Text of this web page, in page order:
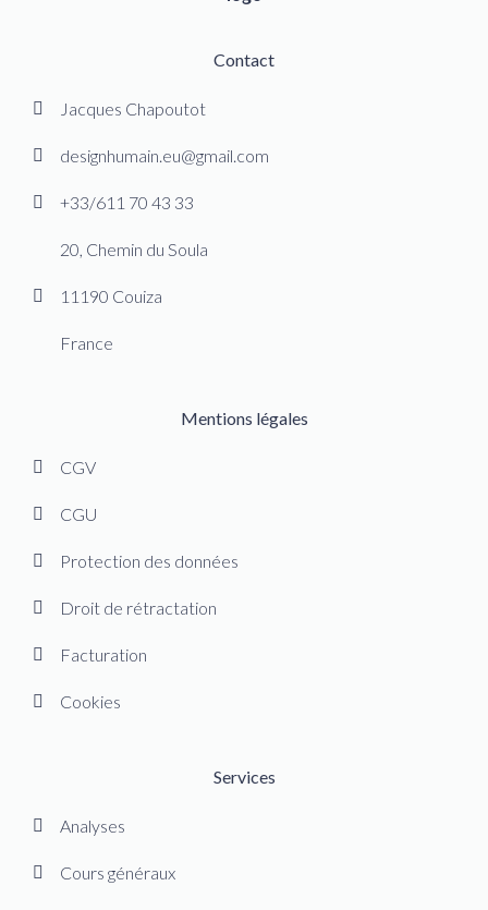
Contact
Jacques Chapoutot
designhumain.eu@gmail.com
+33/611 70 43 33
20, Chemin du Soula
11190 Couiza
France
Mentions légales
CGV
CGU
Protection des données
Droit de rétractation
Facturation
Cookies
Services
Analyses
Cours généraux